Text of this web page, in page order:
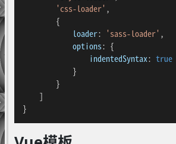
'css-loader' ,
        {
loader: 'sass-loader' ,
options: {
indentedSyntax: true
            }
        }
    ]
}